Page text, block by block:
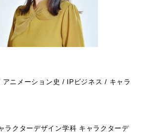
アニメーション史 / IPビジネス / キャラ
ラクターデザイン学科 キャラクターデ